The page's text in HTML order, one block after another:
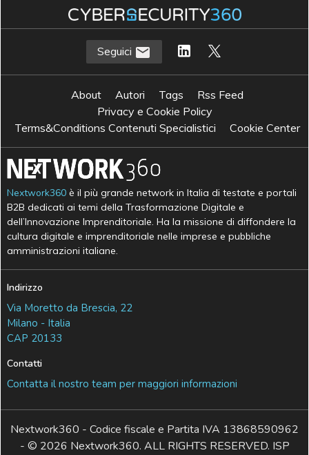
Seguici
About Autori Tags
Rss Feed
Privacy e Cookie Policy
Terms&Conditions Contenuti Specialistici
Cookie Center
Nextwork360 è il più grande network in Italia di testate e portali
B2B dedicati ai temi della Trasformazione Digitale e
dell’Innovazione Imprenditoriale. Ha la missione di diffondere la
cultura digitale e imprenditoriale nelle imprese e pubbliche
amministrazioni italiane.
Indirizzo
Via Moretto da Brescia, 22
Milano - Italia
CAP 20133
Contatti
Contatta il nostro team per maggiori informazioni
Nextwork360 - Codice fiscale e Partita IVA 13868590962
- © 2026 Nextwork360. ALL RIGHTS RESERVED. ISP